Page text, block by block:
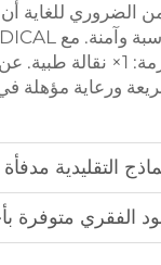
الضروري للغاية
ورعاية مؤهلة
التقليدية
الفقري متوفرة